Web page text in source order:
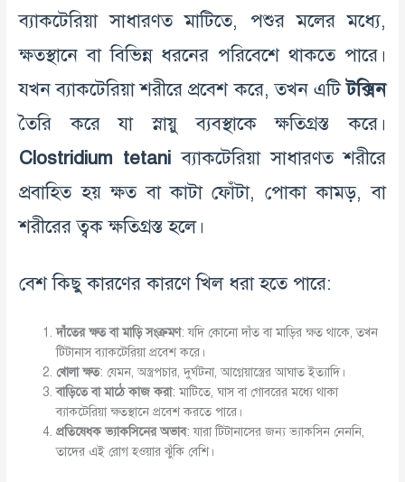
ব্যাকটেরিয়া সাধারণত মাটিতে, পশুর মলের মধ্যে,
ক্ষতস্থানে বা বিভিন্ন ধরনের পরিবেশে থাকতে পারে।
যখন ব্যাকটেরিয়া শরীরে প্রবেশ করে, তখন এটিটক্সিন
তৈরি করে যা স্নায়ু ব্যবস্থাকে ক্ষতিগ্রস্ত করে।
Clostridium tetani ব্যাকটেরিয়া সাধারণত শরীরে
প্রবাহিত হয় ক্ষত বা কাটা ফোঁটা, পোকা কামড়, বা
শরীরের ত্বক ক্ষতিগ্রস্ত হলে।
বেশ কিছু কারণের কারণে খিল ধরা হতে পারে:
দাঁতের ক্ষত বা মাড়ি সংক্রমণ: যদি কোনো দাঁত বা মাড়ির ক্ষত থাকে, তখন
টিটানাস ব্যাকটেরিয়া প্রবেশ করে।
খোলা ক্ষত: যেমন, অস্ত্রপচার, দুর্ঘটনা, আগ্নেয়াস্ত্রের আঘাত ইত্যাদি।
বাড়িতে বা মাঠে কাজ করা: মাটিতে, ঘাস বা গোবরের মধ্যে থাকা
ব্যাকটেরিয়া ক্ষতস্থানে প্রবেশ করতে পারে।
প্রতিষেধক ভ্যাকসিনের অভাব: যারা টিটানাসের জন্য ভ্যাকসিন নেননি,
তাদের এই রোগ হওয়ার ঝুঁকি বেশি।